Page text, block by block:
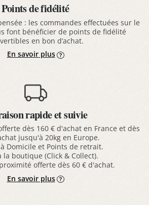
Points de fidélité
: les commandes effectuées sur le
font bénéficier de points de fidélité
en bon d’achat.
En savoir plus
rapide et suivie
dès 160 € d'achat en France et dès
jusqu'à 20kg en Europe.
Domicile et Points de retrait.
la boutique (Click & Collect).
offerte dès 60 € d'achat.
En savoir plus